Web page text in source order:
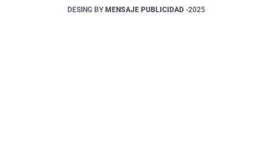
DESING BY MENSAJE PUBLICIDAD -2025